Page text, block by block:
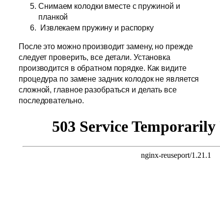
Снимаем колодки вместе с пружиной и
планкой
Извлекаем пружину и распорку
После это можно производит замену, но прежде
следует проверить, все детали. Установка
производится в обратном порядке. Как видите
процедура по замене задних колодок не является
сложной, главное разобраться и делать все
последовательно.